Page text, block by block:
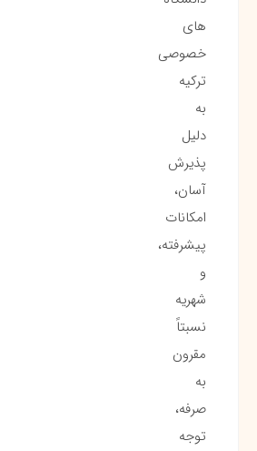
های
خصوصی
ترکیه
به
دلیل
پذیرش
آسان،
امکانات
پیشرفته،
و
شهریه
نسبتاً
مقرون
به
صرفه،
توجه